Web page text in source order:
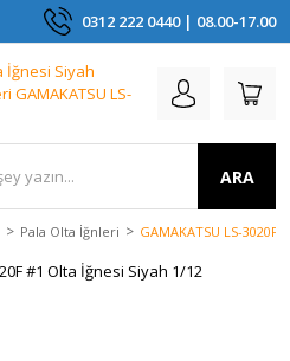
0312 222 0440 | 08.00-17.00
ARA
Pala Olta İğnleri GAMAKATSU LS-3020F